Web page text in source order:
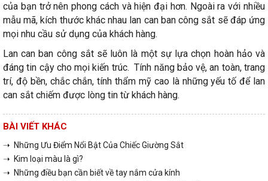
của bạn trở nên phong cách và hiện đại hơn. Ngoài ra với nhiều
mẫu mã, kích thước khác nhau lan can ban công sắt sẽ đáp ứng
mọi nhu cầu sử dụng của khách hàng.
Lan can ban công sắt sẽ luôn là một sự lựa chọn hoàn hảo và
đáng tin cậy cho mọi kiến trúc. Tính năng bảo vệ, an toàn, trang
trí, độ bền, chắc chắn, tính thẩm mỹ cao là những yếu tố để lan
can sắt chiếm được lòng tin từ khách hàng.
BÀI VIẾT KHÁC
➝ Những Ưu Điểm Nổi Bật Của Chiếc Giường Sắt
➝ Kim loại màu là gì?
➝ Những điều bạn cần biết về tay nắm cửa kính